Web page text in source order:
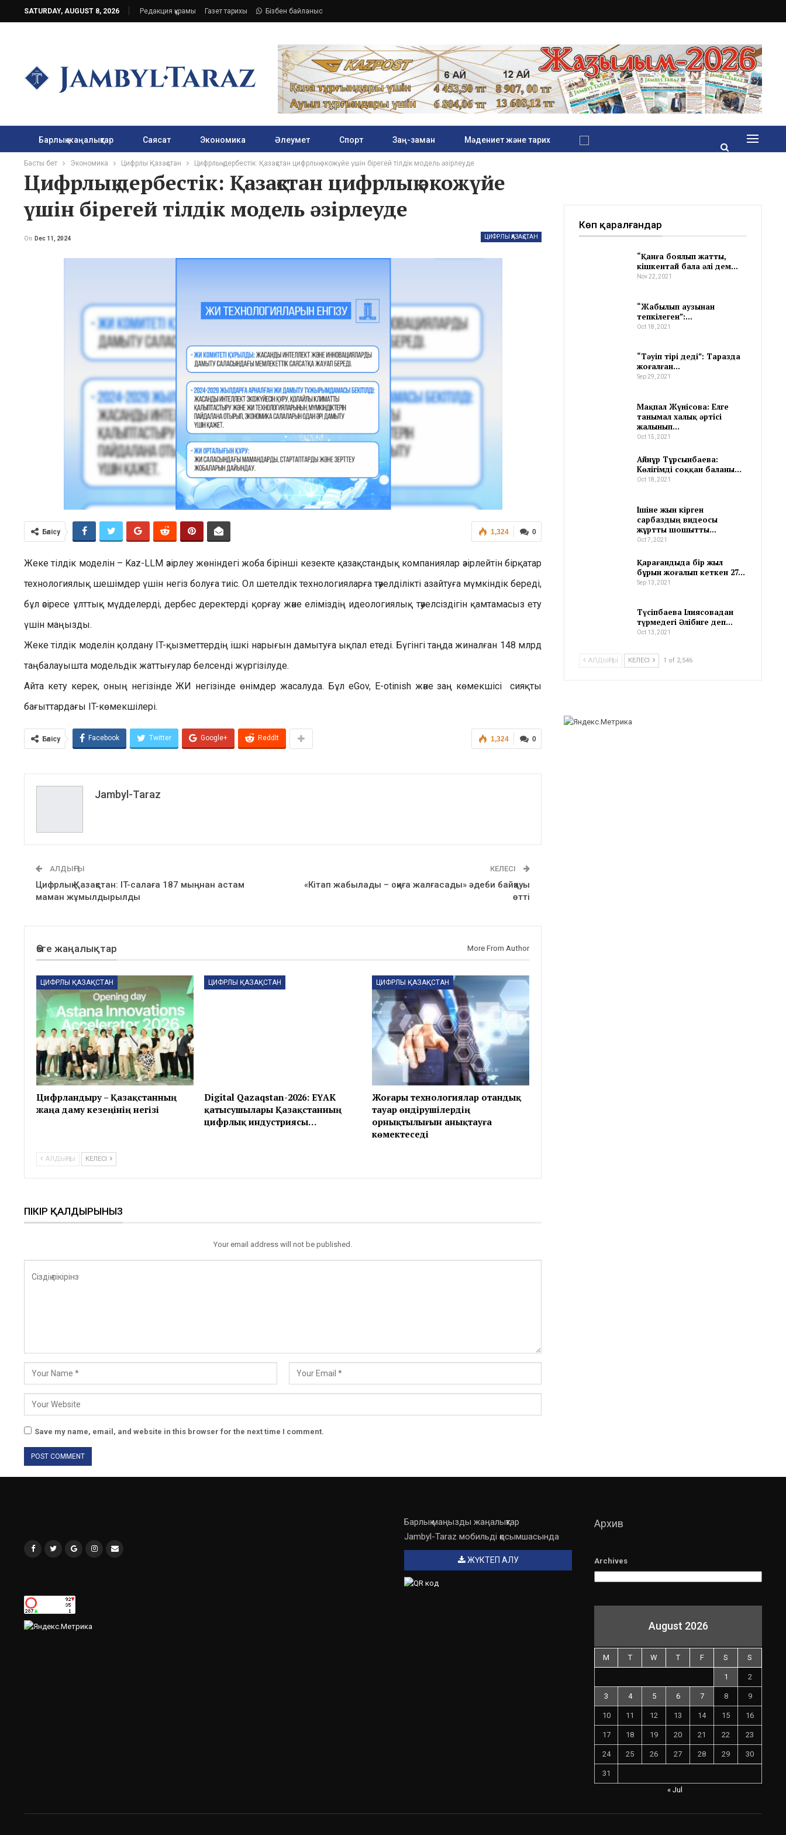
SATURDAY, AUGUST 8, 2026 Редакция құрамы Газет тарихы Бізбен байланыс
Барлық жаңалықтар Саясат Экономика Әлеумет Спорт Заң-заман Мәдениет және тарих
Басты бет Экономика Цифрлы Қазақстан Цифрлық дербестік: Қазақстан цифрлық экожүйе үшін бірегей тілдік модель әзірлеуде
Цифрлық дербестік: Қазақстан цифрлық экожүйе
үшін бірегей тілдік модель әзірлеуде
ЦИФРЛЫ ҚАЗАҚСТАН
On Dec 11, 2024
0
1,324
Бөлісу
Жеке тілдік моделін – Kaz-LLM әзірлеу жөніндегі жоба бірінші кезекте қазақстандық компаниялар әзірлейтін бірқатар
технологиялық шешімдер үшін негіз болуға тиіс. Ол шетелдік технологияларға тәуелділікті азайтуға мүмкіндік береді,
бұл әсіресе ұлттық мүдделерді, дербес деректерді қорғау және еліміздің идеологиялық тәуелсіздігін қамтамасыз ету
үшін маңызды.
Жеке тілдік моделін қолдану IT-қызметтердің ішкі нарығын дамытуға ықпал етеді. Бүгінгі таңда жиналған 148 млрд
таңбалауышта модельдік жаттығулар белсенді жүргізілуде.
Айта кету керек, оның негізінде ЖИ негізінде өнімдер жасалуда. Бұл eGov, E-otinish және заң көмекшісі сияқты
бағыттардағы IT-көмекшілері.
0
1,324
Бөлісу Facebook Twitter Google+ ReddIt
Jambyl-Taraz
АЛДЫҢҒЫ
Цифрлық Қазақстан: IT-салаға 187 мыңнан астам
маман жұмылдырылды
КЕЛЕСІ
«Кітап жабылады – оқиға жалғасады» әдеби байқауы
өтті
Өзге жаңалықтар More From Author
ЦИФРЛЫ ҚАЗАҚСТАН
Цифрландыру – Қазақстанның
жаңа даму кезеңінің негізі
ЦИФРЛЫ ҚАЗАҚСТАН
Digital Qazaqstan-2026: ЕҮАК
қатысушылары Қазақстанның
цифрлық индустриясы…
ЦИФРЛЫ ҚАЗАҚСТАН
Жоғары технологиялар отандық
тауар өндірушілердің
орнықтылығын анықтауға
көмектеседі
АЛДЫҢҒЫ КЕЛЕСІ
ПІКІР ҚАЛДЫРЫНЫЗ
Your email address will not be published.
Save my name, email, and website in this browser for the next time I comment.
Көп қаралғандар
“Қанға боялып жатты,
кішкентай бала әлі дем…
Nov 22, 2021
“Жабылып аузынан
тепкілеген”:…
Oct 18, 2021
“Тәуіп тірі деді”: Таразда
жоғалған…
Sep 29, 2021
Мақпал Жүнісова: Елге
танымал халық әртісі
жалынып…
Oct 15, 2021
Айнұр Тұрсынбаева:
Көлігімді соққан баланы…
Oct 18, 2021
Ішіне жын кірген
сарбаздың видеосы
жұртты шошытты…
Oct 7, 2021
Қарағандыда бір жыл
бұрын жоғалып кеткен 27…
Sep 13, 2021
Түсіпбаева Ілиясовадан
түрмедегі Әлібиге деп…
Oct 13, 2021
АЛДЫҢҒЫ КЕЛЕСІ 1 of 2,546
Барлық маңызды жаңалықтар
Jambyl-Taraz мобильді қосымшасында
ЖҮКТЕП АЛУ
Архив
Archives
August 2026
M T W T F S S
1 2
3 4 5 6 7 8 9
10 11 12 13 14 15 16
17 18 19 20 21 22 23
24 25 26 27 28 29 30
31
« Jul